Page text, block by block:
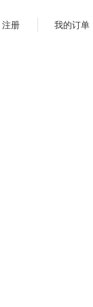
注册 我的订单